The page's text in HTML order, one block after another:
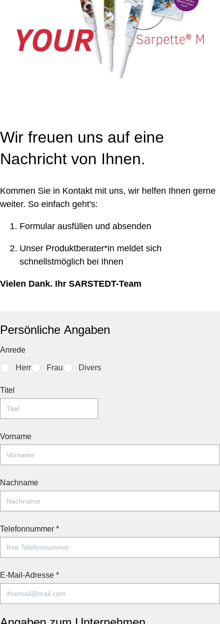
Wir freuen uns auf eine
Nachricht von Ihnen.
Kommen Sie in Kontakt mit uns, wir helfen Ihnen gerne
weiter. So einfach geht's:
Formular ausfüllen und absenden
Unser Produktberater*in meldet sich
schnellstmöglich bei Ihnen
Vielen Dank. Ihr SARSTEDT-Team
Persönliche Angaben
Anrede
Herr Frau Divers
Titel
Vorname
Nachname
Telefonnummer *
E-Mail-Adresse *